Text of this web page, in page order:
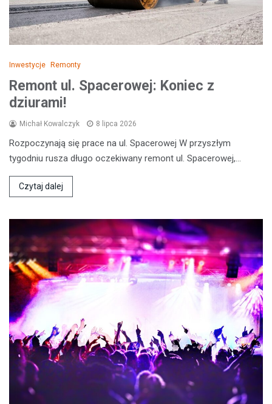
Inwestycje Remonty
Remont ul. Spacerowej: Koniec z
dziurami!
Michał Kowalczyk 8 lipca 2026
Rozpoczynają się prace na ul. Spacerowej W przyszłym
tygodniu rusza długo oczekiwany remont ul. Spacerowej,…
Czytaj dalej